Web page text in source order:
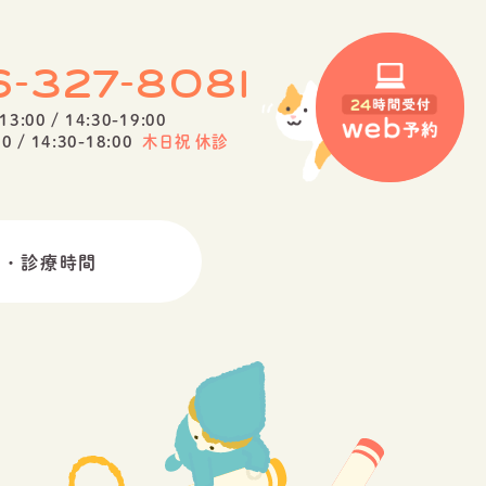
-327-8081
/ 14:30-19:00
/ 14:30-18:00
木日祝 休診
診療時間